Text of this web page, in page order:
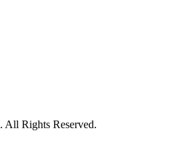
. All Rights Reserved.